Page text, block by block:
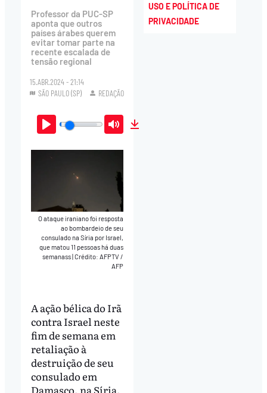
Professor da PUC-SP
aponta que outros
países árabes querem
evitar tomar parte na
recente escalada de
tensão regional
15.ABR.2024 - 21:14
SÃO PAULO (SP)
REDAÇÃO
Play Mute
O ataque iraniano foi resposta
ao bombardeio de seu
consulado na Síria por Israel,
que matou 11 pessoas há duas
semanass|Crédito: AFPTV /
AFP
A ação bélica do Irã
contra Israel neste
fim de semana em
retaliação à
destruição de seu
consulado em
Damasco, na Síria,
USO E POLÍTICA DE
PRIVACIDADE